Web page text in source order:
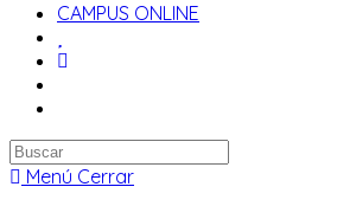
CAMPUS ONLINE
Buscar
enMenú Cerrar